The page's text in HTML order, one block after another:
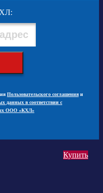
Купить
Пользовательского соглашения и
данных в соответствии с
ООО «КХЛ»